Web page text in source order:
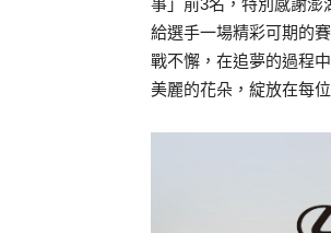
給選手一場精彩可期的
戰不懈，在追夢的過程
美麗的花朵，綻放在每